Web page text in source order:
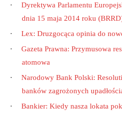
·
Dyrektywa Parlamentu
dnia 15 maja 2014 roku
·
Lex: Druzgocąca opinia do
·
Gazeta Prawna: Przymusowa
atomowa
·
Narodowy Bank Polski:
banków zagrożonych
·
Bankier: Kiedy nasza lokata